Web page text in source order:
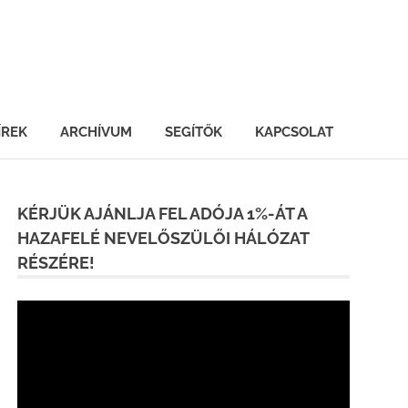
ARCHÍVUM SEGÍTŐK KAPCSOLAT
KÉRJÜK AJÁNLJA FEL ADÓJA 1%-ÁT A
HAZAFELÉ NEVELŐSZÜLŐI HÁLÓZAT
RÉSZÉRE!